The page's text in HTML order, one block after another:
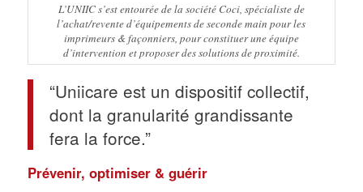
L’UNIIC s’est entourée de la société Coci, spécialiste de
l’achat/revente d’équipements de seconde main pour les
imprimeurs & façonniers, pour constituer une équipe
d’intervention et proposer des solutions de proximité.
“Uniicare est un dispositif collectif,
dont la granularité grandissante
fera la force.”
Prévenir, optimiser & guérir